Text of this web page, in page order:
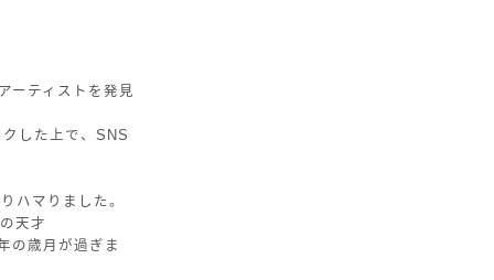
ーティストを発見
した上で、SNS
ハマりました。
天才
の歳月が過ぎま